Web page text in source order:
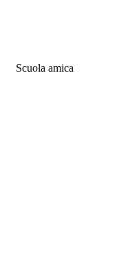
Scuola amica